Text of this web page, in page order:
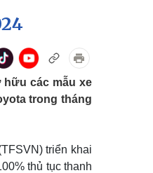
Doanh nghiệp
Doanh nhân
Vì cộng đồng
hữu các mẫu xe
trong tháng
triển khai
thủ tục thanh